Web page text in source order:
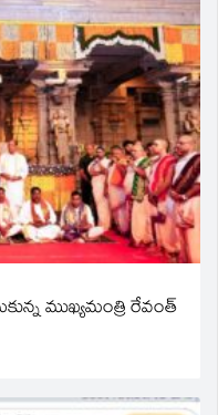
ముఖ్యమంత్రి రేవంత్